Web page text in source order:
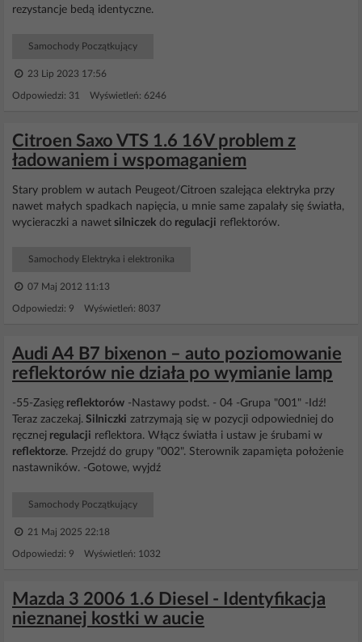
rezystancje bedą identyczne.
Samochody Początkujący
23 Lip 2023 17:56
Odpowiedzi: 31 Wyświetleń: 6246
Citroen Saxo VTS 1.6 16V problem z
ładowaniem i wspomaganiem
Stary problem w autach Peugeot/Citroen szalejąca elektryka przy
nawet małych spadkach napięcia, u mnie same zapalały się światła,
wycieraczki a nawet silniczek do regulacji reflektorów.
Samochody Elektryka i elektronika
07 Maj 2012 11:13
Odpowiedzi: 9 Wyświetleń: 8037
Audi A4 B7 bixenon – auto poziomowanie
reflektorów nie działa po wymianie lamp
-55-Zasięg reflektorów -Nastawy podst. - 04 -Grupa "001" -Idź!
Teraz zaczekaj. Silniczki zatrzymają się w pozycji odpowiedniej do
ręcznej regulacji reflektora. Włącz światła i ustaw je śrubami w
reflektorze. Przejdź do grupy "002". Sterownik zapamięta położenie
nastawników. -Gotowe, wyjdź
Samochody Początkujący
21 Maj 2025 22:18
Odpowiedzi: 9 Wyświetleń: 1032
Mazda 3 2006 1.6 Diesel - Identyfikacja
nieznanej kostki w aucie